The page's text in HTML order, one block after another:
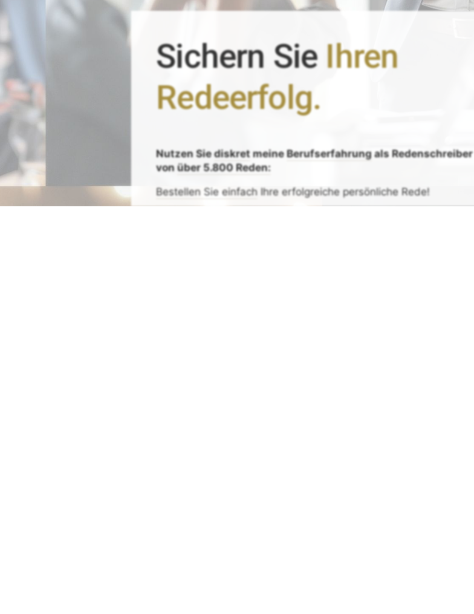
Sichern Sie Ihren
Redeerfolg.
Nutzen SiediskretmeineBerufserfahrungals Redenschreiber
vonüber 5.800 Reden:
Bestellen Sie einfach Ihre erfolgreiche persönliche Rede!